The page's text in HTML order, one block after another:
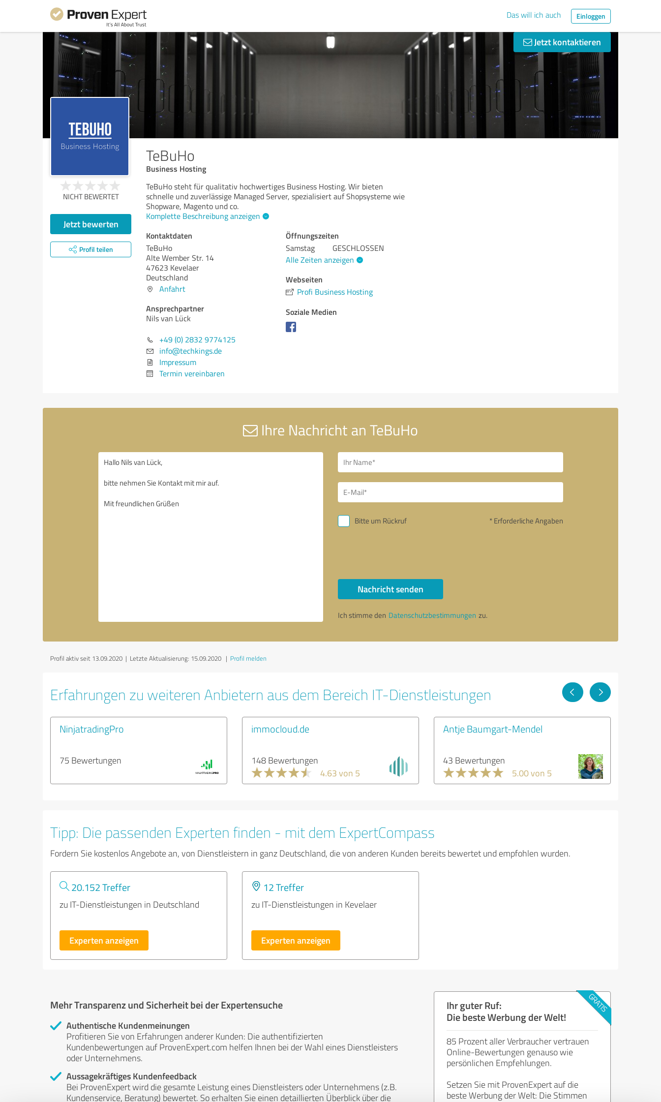
Das will ich auch Einloggen
Jetzt kontaktieren
TeBuHo
Business Hosting
NICHT BEWERTET
Jetzt bewerten
Profil teilen
TeBuHo steht für qualitativ hochwertiges Business Hosting. Wir bieten
schnelle und zuverlässige Managed Server, spezialisiert auf Shopsysteme wie
Shopware, Magento und co.
Komplette Beschreibung anzeigen
Kontaktdaten
TeBuHo
Alte Wember Str. 14
47623 Kevelaer
Deutschland
Anfahrt
Ansprechpartner
Nils van Lück
+49 (0) 2832 9774125
info@techkings.de
Impressum
Termin vereinbaren
Öffnungszeiten
Samstag
GESCHLOSSEN
Alle Zeiten anzeigen
Webseiten
Profi Business Hosting
Soziale Medien
Ihre Nachricht an TeBuHo
Bitte um Rückruf * Erforderliche Angaben
Nachricht senden
Ich stimme den Datenschutzbestimmungen zu.
Profil aktiv seit 13.09.2020 | Letzte Aktualisierung: 15.09.2020 | Profil melden
Erfahrungen zu weiteren Anbietern aus dem Bereich IT-Dienstleistungen
NinjatradingPro
75 Bewertungen
immocloud.de
148 Bewertungen
4.63 von 5
Antje Baumgart-Mendel
43 Bewertungen
5.00 von 5
Tipp: Die passenden Experten finden - mit dem ExpertCompass
Fordern Sie kostenlos Angebote an, von Dienstleistern in ganz Deutschland, die von anderen Kunden bereits bewertet und empfohlen wurden.
20.152 Treffer
zu IT-Dienstleistungen in Deutschland
Experten anzeigen
12 Treffer
zu IT-Dienstleistungen in Kevelaer
Experten anzeigen
Mehr Transparenz und Sicherheit bei der Expertensuche
Authentische Kundenmeinungen
Profitieren Sie von Erfahrungen anderer Kunden: Die authentifizierten
Kundenbewertungen auf ProvenExpert.com helfen Ihnen bei der Wahl eines Dienstleisters
oder Unternehmens.
Aussagekräftiges Kundenfeedback
Bei ProvenExpert wird die gesamte Leistung eines Dienstleisters oder Unternehmens (z.B.
Kundenservice, Beratung) bewertet. So erhalten Sie einen detaillierten Überblick über die
Ihr guter Ruf:
Die beste Werbung der Welt!
85 Prozent aller Verbraucher vertrauen
Online-Bewertungen genauso wie
persönlichen Empfehlungen.
Setzen Sie mit ProvenExpert auf die
beste Werbung der Welt: Die Stimmen